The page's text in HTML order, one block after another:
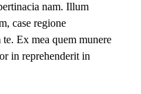
nam. Illum
case regione
Ex mea quem munere
in reprehenderit in